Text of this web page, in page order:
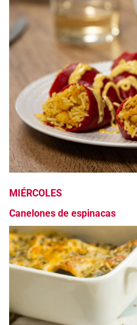
MIÉRCOLES
Canelones de espinacas